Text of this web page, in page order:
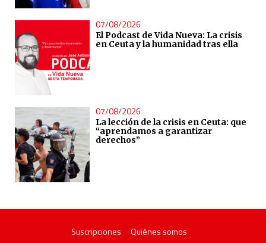
07/08/2026
El Podcast de Vida Nueva: La crisis
en Ceuta y la humanidad tras ella
07/08/2026
La lección de la crisis en Ceuta: que
“aprendamos a garantizar
derechos”
Suscripciones Quiénes somos